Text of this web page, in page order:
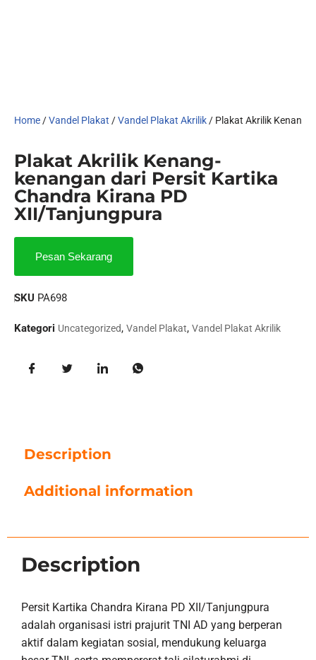
Home/Vandel Plakat /Vandel Plakat Akrilik/ Plakat Akrilik Kenang-
Plakat Akrilik Kenang-
kenangan dari Persit Kartika
Chandra Kirana PD
XII/Tanjungpura
Pesan Sekarang
SKU PA698
Kategori Uncategorized, Vandel Plakat, Vandel Plakat Akrilik
Description
Additional information
Description
Persit Kartika Chandra Kirana PD XII/Tanjungpura
adalah organisasi istri prajurit TNI AD yang berperan
aktif dalam kegiatan sosial, mendukung keluarga